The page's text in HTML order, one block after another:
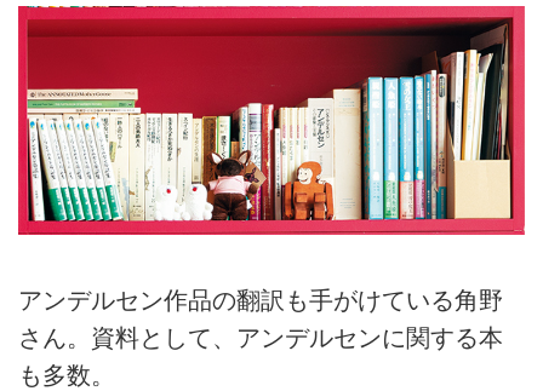
アンデルセン作品の翻訳も手がけている角野
さん。資料として、アンデルセンに関する本
も多数。